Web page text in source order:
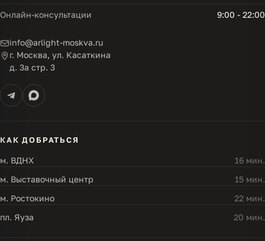
Онлайн-консультации 9:00 - 22:00
info@arlight-moskva.ru
г. Москва, ул. Касаткина
д. 3а стр. 3
КАК ДОБРАТЬСЯ
м. ВДНХ
16 мин.
м. Выставочный центр
15 мин.
м. Ростокино
22 мин.
пл. Яуза
20 мин.